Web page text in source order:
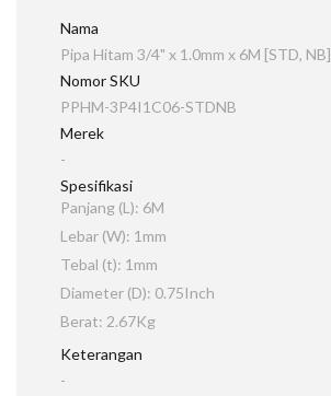
Nama
Pipa Hitam 3/4" x 1.0mm x 6M [STD, NB]
Nomor SKU
PPHM-3P4I1C06-STDNB
Merek
-
Spesifikasi
Panjang (L): 6M
Lebar (W): 1mm
Tebal (t): 1mm
Diameter (D): 0.75Inch
Berat: 2.67Kg
Keterangan
-